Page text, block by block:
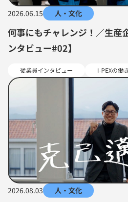
2026.06.15 人・文化
何事にもチャレンジ！／生産
ンタビュー#02】
従業員インタビュー I-PEXの働
2026.08.03 人・文化